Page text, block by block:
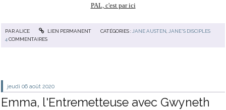
PAL, c'est par ici
PARALICE LIEN PERMANENT CATÉGORIES :JANE AUSTEN,JANE'S DISCIPLES
4COMMENTAIRES
jeudi 06 août 2020
Emma, l'Entremetteuse avec Gwyneth